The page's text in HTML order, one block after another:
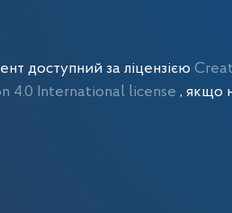
доступний за ліцензією
4.0 International license, якщо